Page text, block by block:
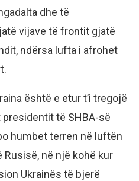
dhe të
vijave të frontit gjatë
ndërsa lufta i afrohet
është e etur t’i tregojë
të SHBA-së
humbet terren në luftën
në një kohë kur
Ukrainës të bjerë